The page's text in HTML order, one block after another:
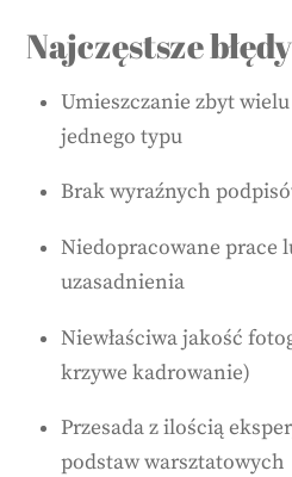
Najczęstsze
Umieszczanie zbyt
jednego typu
Brak wyraźnych
Niedopracowane prace
uzasadnienia
Niewłaściwa jakość
krzywe kadrowanie)
Przesada z ilością
podstaw warsztatowych